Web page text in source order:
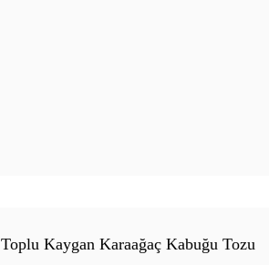
Toplu Kaygan Karaağaç Kabuğu Tozu